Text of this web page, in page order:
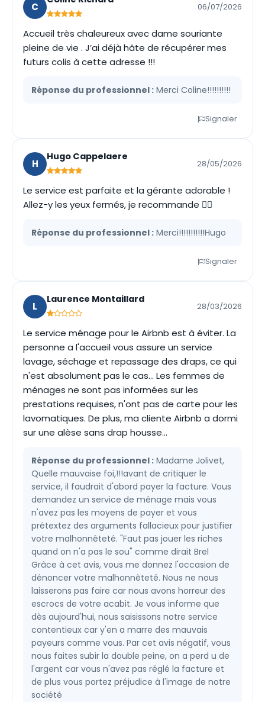
C 06/07/2026
Accueil très chaleureux avec dame souriante
pleine de vie . J’ai déjà hâte de récupérer mes
futurs colis à cette adresse !!!
Réponse du professionnel : Merci Coline!!!!!!!!!!
Signaler
H
Hugo Cappelaere
28/05/2026
Le service est parfaite et la gérante adorable !
Allez-y les yeux fermés, je recommande 👍🏼
Réponse du professionnel : Merci!!!!!!!!!!!Hugo
Signaler
L
Laurence Montaillard
28/03/2026
Le service ménage pour le Airbnb est à éviter. La
personne a l'accueil vous assure un service
lavage, séchage et repassage des draps, ce qui
n'est absolument pas le cas... Les femmes de
ménages ne sont pas informées sur les
prestations requises, n'ont pas de carte pour les
lavomatiques. De plus, ma cliente Airbnb a dormi
sur une alèse sans drap housse...
Réponse du professionnel : Madame Jolivet,
Quelle mauvaise foi,!!!avant de critiquer le
service, il faudrait d'abord payer la facture. Vous
demandez un service de ménage mais vous
n'avez pas les moyens de payer et vous
prétextez des arguments fallacieux pour justifier
votre malhonnêteté. "Faut pas jouer les riches
quand on n'a pas le sou" comme dirait Brel
Grâce à cet avis, vous me donnez l'occasion de
dénoncer votre malhonnêteté. Nous ne nous
laisserons pas faire car nous avons horreur des
escrocs de votre acabit. Je vous informe que
dès aujourd'hui, nous saisissons notre service
contentieux car y'en a marre des mauvais
payeurs comme vous. Par cet avis négatif, vous
nous faites subir la double peine, on a perd u de
l'argent car vous n'avez pas réglé la facture et
de plus vous portez préjudice à l'image de notre
société